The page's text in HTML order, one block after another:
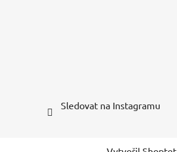
Sledovat na Instagramu